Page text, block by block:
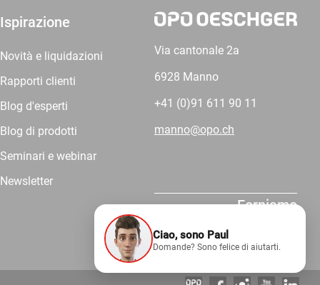
Ispirazione
Novità e liquidazioni
Rapporti clienti
Blog d'esperti
Blog di prodotti
Seminari e webinar
Newsletter
Via cantonale 2a
6928 Manno
+41 (0)91 611 90 11
manno@opo.ch
Forniamo
competenza.
Ciao, sono Paul
Domande? Sono felice di aiutarti.